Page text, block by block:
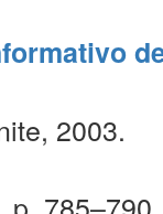
2003.